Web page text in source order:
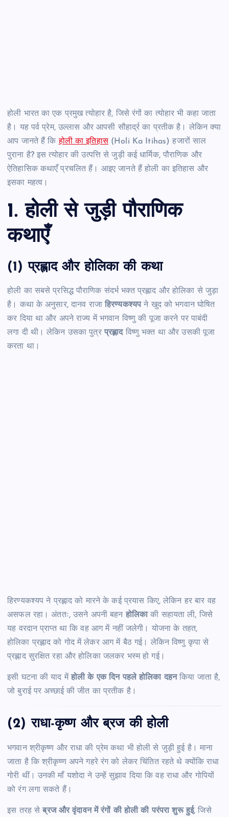
होली भारत का एक प्रमुख त्योहार है, जिसे रंगों का त्योहार भी कहा जाता
है। यह पर्व प्रेम, उल्लास और आपसी सौहार्द्र का प्रतीक है। लेकिन क्या
आप जानते हैं किहोली का इतिहास(Holi Ka Itihas) हजारों साल
पुराना है? इस त्योहार की उत्पत्ति से जुड़ी कई धार्मिक, पौराणिक और
ऐतिहासिक कथाएँ प्रचलित हैं। आइए जानते हैं होली का इतिहास और
इसका महत्व।
1. होली से जुड़ी पौराणिक
कथाएँ
(1) प्रह्लाद और होलिका की कथा
होली का सबसे प्रसिद्ध पौराणिक संदर्भ भक्त प्रह्लाद और होलिका से जुड़ा
है। कथा के अनुसार, दानव राजाहिरण्यकश्यपने खुद को भगवान घोषित
कर दिया था और अपने राज्य में भगवान विष्णु की पूजा करने पर पाबंदी
लगा दी थी। लेकिन उसका पुत्र प्रह्लादविष्णु भक्त था और उसकी पूजा
करता था।
हिरण्यकश्यप ने प्रह्लाद को मारने के कई प्रयास किए, लेकिन हर बार वह
असफल रहा। अंततः, उसने अपनी बहन होलिकाकी सहायता ली, जिसे
यह वरदान प्राप्त था कि वह आग में नहीं जलेगी। योजना के तहत,
होलिका प्रह्लाद को गोद में लेकर आग में बैठ गई। लेकिन विष्णु कृपा से
प्रह्लाद सुरक्षित रहा और होलिका जलकर भस्म हो गई।
इसी घटना की याद मेंहोली के एक दिन पहले होलिका दहनकिया जाता है,
जो बुराई पर अच्छाई की जीत का प्रतीक है।
(2) राधा-कृष्ण और ब्रज की होली
भगवान श्रीकृष्ण और राधा की प्रेम कथा भी होली से जुड़ी हुई है। माना
जाता है कि श्रीकृष्ण अपने गहरे रंग को लेकर चिंतित रहते थे क्योंकि राधा
गोरी थीं। उनकी माँ यशोदा ने उन्हें सुझाव दिया कि वह राधा और गोपियों
को रंग लगा सकते हैं।
इस तरह सेब्रज और वृंदावन में रंगों की होली की परंपरा शुरू हुई, जिसे